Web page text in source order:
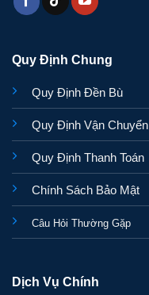
Quy Định Chung
Quy Định Đền Bù
Quy Định Vận Chuyển
Quy Định Thanh Toán
Chính Sách Bảo Mật
Câu Hỏi Thường Gặp
Dịch Vụ Chính